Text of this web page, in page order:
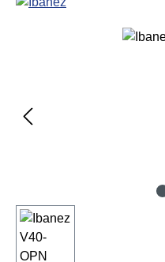
Bildergalerie überspringen